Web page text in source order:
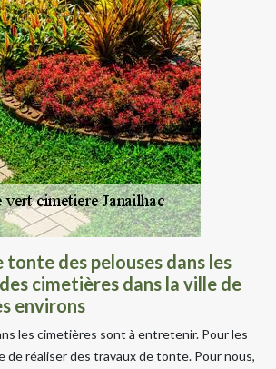
tonte des pelouses dans les
cimetières dans la ville de
environs
les cimetières sont à entretenir. Pour les
de réaliser des travaux de tonte. Pour nous,